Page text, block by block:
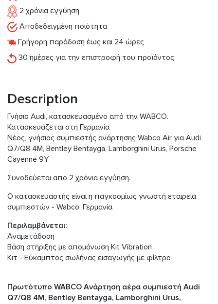
2 χρόνια εγγύηση
Αποδεδειγμένη ποιότητα
Γρήγορη παράδοση έως και 24 ώρες
30 ημέρες για την επιστροφή του προϊόντος
Description
Γνήσιο Audi, κατασκευασμένο από την WABCO.
Κατασκευάζεται στη Γερμανία
Νέος, γνήσιος συμπιεστής ανάρτησης Wabco Air για Audi
Q7/Q8 4M, Bentley Bentayga, Lamborghini Urus, Porsche
Cayenne 9Y
Συνοδεύεται από 2 χρόνια εγγύηση.
Ο κατασκευαστής είναι η παγκοσμίως γνωστή εταιρεία
συμπιεστών - Wabco, Γερμανία
Περιλαμβάνεται:
Αναμετάδοση
Βάση στήριξης με απομόνωση Kit Vibration
Κιτ - Εύκαμπτος σωλήνας εισαγωγής με φίλτρο
Πρωτότυπο WABCO Ανάρτηση αέρα συμπιεστή Audi
Q7/Q8 4M, Bentley Bentayga, Lamborghini Urus,